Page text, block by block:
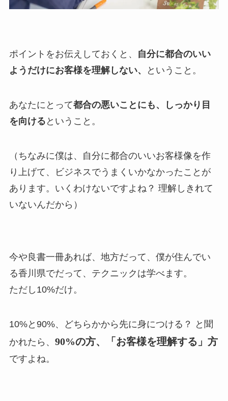
ポイントをお伝えしておくと、
自分に都合のいい
ようだけにお客様を理解しない、
ということ。
あなたにとって都合の悪いことにも、しっかり目
を向ける ということ。
（ちなみに僕は、自分に都合のいいお客様像を作
り上げて、ビジネスでうまくいかなかったことが
あります。いくわけないですよね？ 理解しきれて
いないんだから）
今や良書一冊あれば、地方だって、僕が住んでい
る香川県でだって、テクニックは学べます。
ただし10%だけ。
10%と90%、どちらかから先に身につける？ と聞
かれたら、 90%の方、「お客様を理解する」方
ですよね。